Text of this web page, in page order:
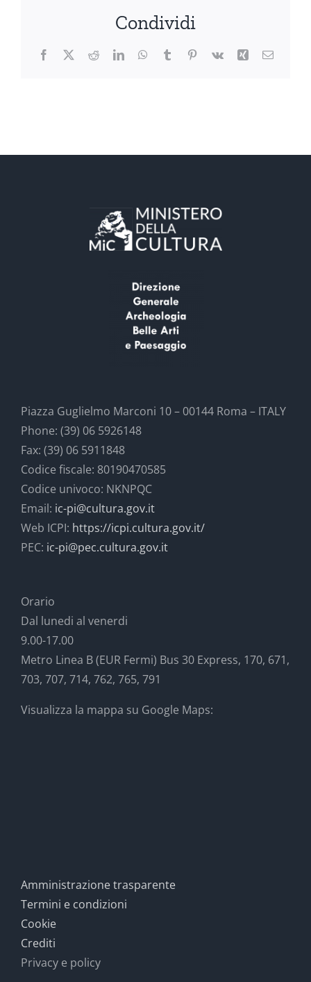
Condividi
Facebook
X RedditLinkedInWhatsApp
TumblrPinterest
Vk Xing Email
Piazza Guglielmo Marconi 10 – 00144 Roma – ITALY
Phone: (39) 06 5926148
Fax: (39) 06 5911848
Codice fiscale: 80190470585
Codice univoco: NKNPQC
Email: ic-pi@cultura.gov.it
Web ICPI: https://icpi.cultura.gov.it/
PEC: ic-pi@pec.cultura.gov.it
Orario
Dal lunedi al venerdi
9.00-17.00
Metro Linea B (EUR Fermi) Bus 30 Express, 170, 671,
703, 707, 714, 762, 765, 791
Visualizza la mappa su Google Maps:
Amministrazione trasparente
Termini e condizioni
Cookie
Crediti
Privacy e policy